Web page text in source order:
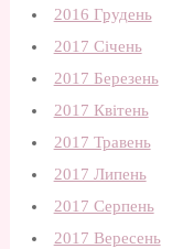
2016 Грудень
2017 Січень
2017 Березень
2017 Квітень
2017 Травень
2017 Липень
2017 Серпень
2017 Вересень